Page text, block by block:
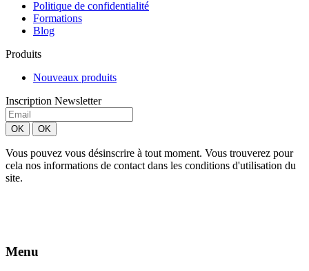
Politique de confidentialité
Formations
Blog
Produits
Nouveaux produits
Inscription Newsletter
Vous pouvez vous désinscrire à tout moment. Vous trouverez pour
cela nos informations de contact dans les conditions d'utilisation du
site.
Menu